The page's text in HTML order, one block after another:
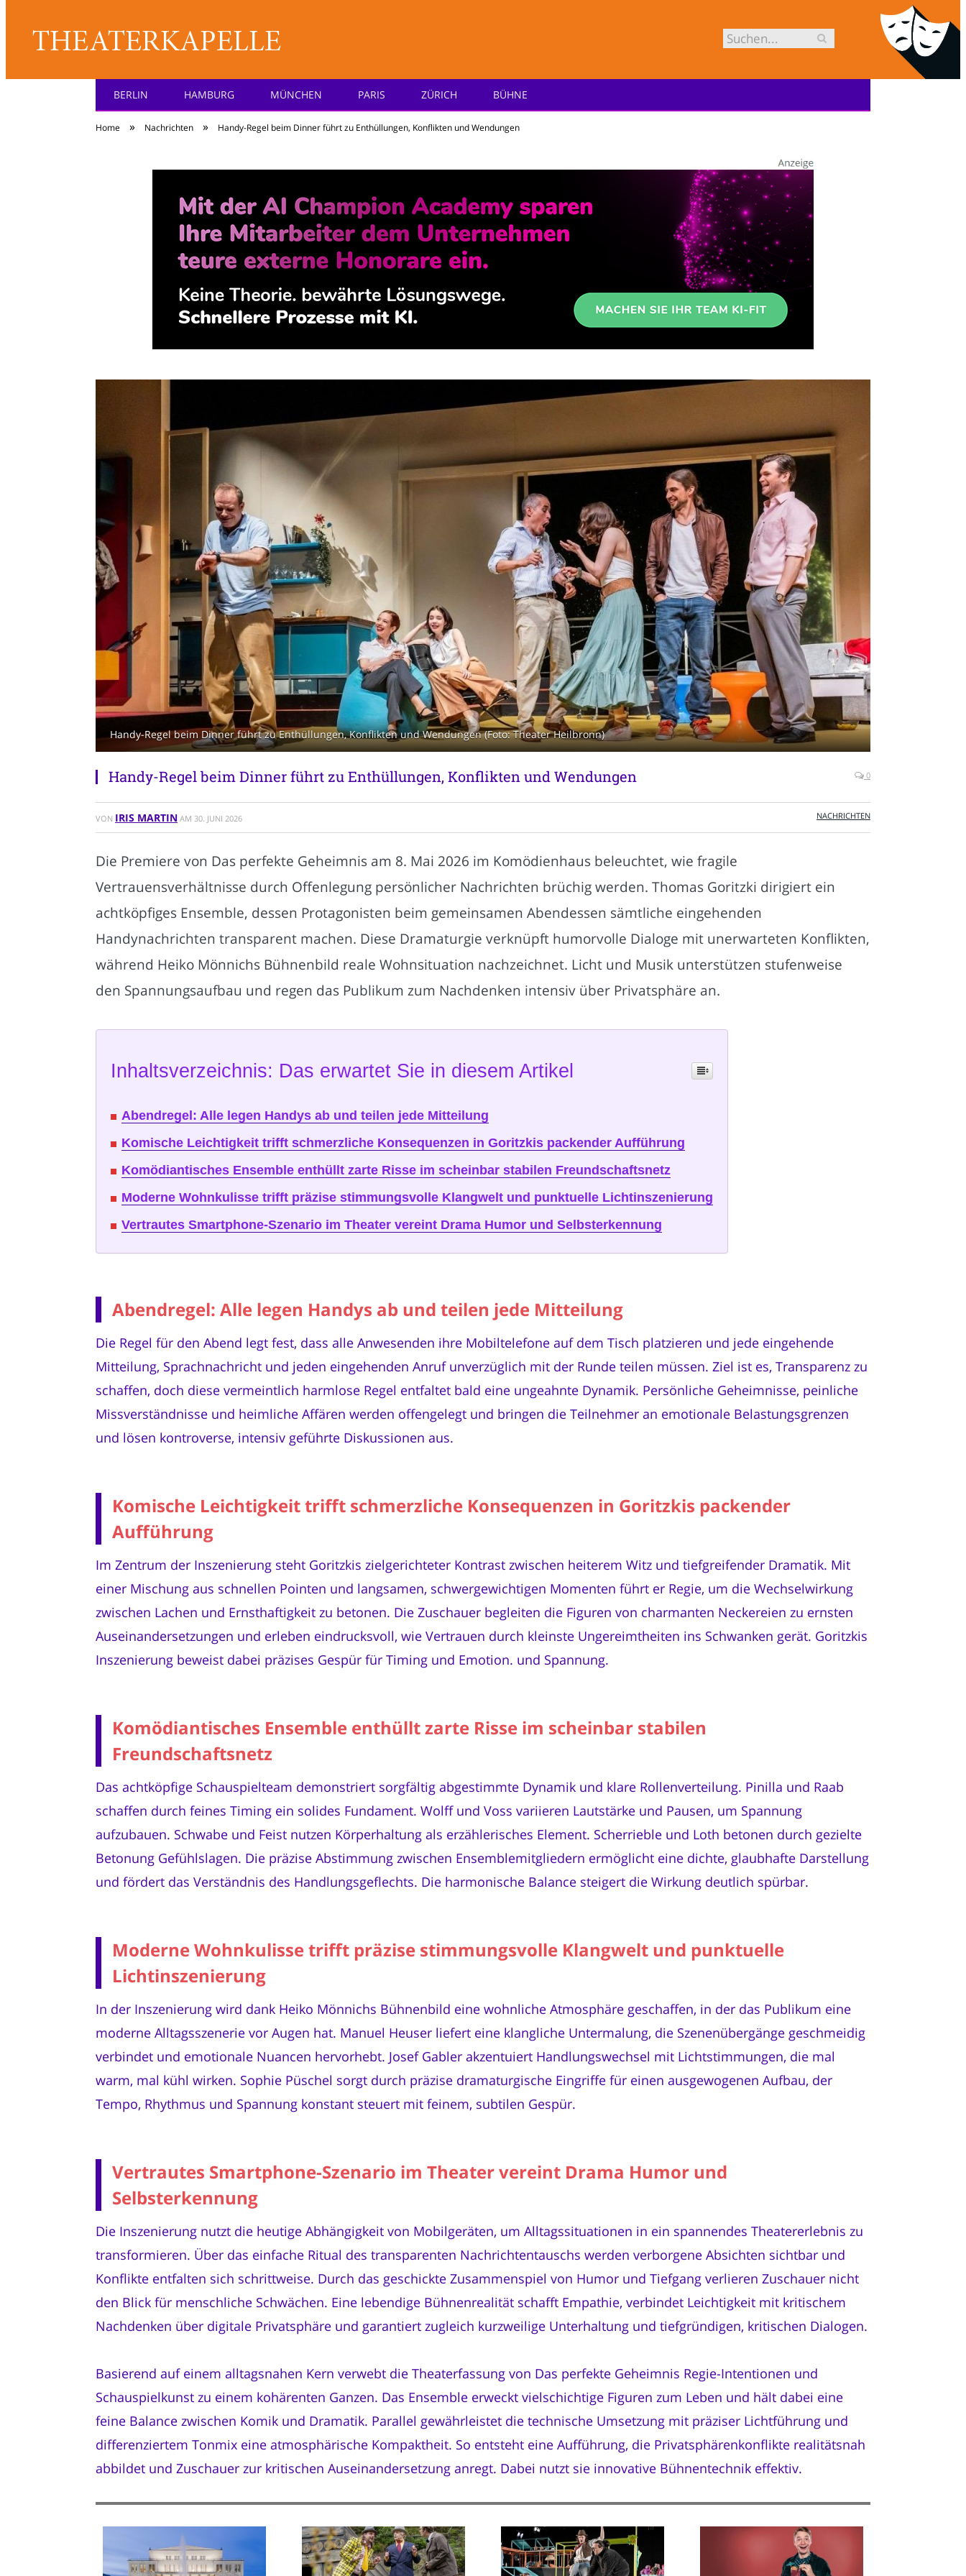
Theater: [KA] :pelle
BERLIN HAMBURG MÜNCHEN PARIS ZÜRICH BÜHNE
Home » Nachrichten » Handy-Regel beim Dinner führt zu Enthüllungen, Konflikten und Wendungen
Handy-Regel beim Dinner führt zu Enthüllungen, Konflikten und Wendungen (Foto: Theater Heilbronn)
Handy-Regel beim Dinner führt zu Enthüllungen, Konflikten und Wendungen 0
VON IRIS MARTIN AM 30. JUNI 2026 NACHRICHTEN
Die Premiere von Das perfekte Geheimnis am 8. Mai 2026 im Komödienhaus beleuchtet, wie fragile
Vertrauensverhältnisse durch Offenlegung persönlicher Nachrichten brüchig werden. Thomas Goritzki dirigiert ein
achtköpfiges Ensemble, dessen Protagonisten beim gemeinsamen Abendessen sämtliche eingehenden
Handynachrichten transparent machen. Diese Dramaturgie verknüpft humorvolle Dialoge mit unerwarteten Konflikten,
während Heiko Mönnichs Bühnenbild reale Wohnsituation nachzeichnet. Licht und Musik unterstützen stufenweise
den Spannungsaufbau und regen das Publikum zum Nachdenken intensiv über Privatsphäre an.
Inhaltsverzeichnis: Das erwartet Sie in diesem Artikel
Abendregel: Alle legen Handys ab und teilen jede Mitteilung
Komische Leichtigkeit trifft schmerzliche Konsequenzen in Goritzkis packender Aufführung
Komödiantisches Ensemble enthüllt zarte Risse im scheinbar stabilen Freundschaftsnetz
Moderne Wohnkulisse trifft präzise stimmungsvolle Klangwelt und punktuelle Lichtinszenierung
Vertrautes Smartphone-Szenario im Theater vereint Drama Humor und Selbsterkennung
Abendregel: Alle legen Handys ab und teilen jede Mitteilung
Die Regel für den Abend legt fest, dass alle Anwesenden ihre Mobiltelefone auf dem Tisch platzieren und jede eingehende
Mitteilung, Sprachnachricht und jeden eingehenden Anruf unverzüglich mit der Runde teilen müssen. Ziel ist es, Transparenz zu
schaffen, doch diese vermeintlich harmlose Regel entfaltet bald eine ungeahnte Dynamik. Persönliche Geheimnisse, peinliche
Missverständnisse und heimliche Affären werden offengelegt und bringen die Teilnehmer an emotionale Belastungsgrenzen
und lösen kontroverse, intensiv geführte Diskussionen aus.
Komische Leichtigkeit trifft schmerzliche Konsequenzen in Goritzkis packender
Aufführung
Im Zentrum der Inszenierung steht Goritzkis zielgerichteter Kontrast zwischen heiterem Witz und tiefgreifender Dramatik. Mit
einer Mischung aus schnellen Pointen und langsamen, schwergewichtigen Momenten führt er Regie, um die Wechselwirkung
zwischen Lachen und Ernsthaftigkeit zu betonen. Die Zuschauer begleiten die Figuren von charmanten Neckereien zu ernsten
Auseinandersetzungen und erleben eindrucksvoll, wie Vertrauen durch kleinste Ungereimtheiten ins Schwanken gerät. Goritzkis
Inszenierung beweist dabei präzises Gespür für Timing und Emotion. und Spannung.
Komödiantisches Ensemble enthüllt zarte Risse im scheinbar stabilen
Freundschaftsnetz
Das achtköpfige Schauspielteam demonstriert sorgfältig abgestimmte Dynamik und klare Rollenverteilung. Pinilla und Raab
schaffen durch feines Timing ein solides Fundament. Wolff und Voss variieren Lautstärke und Pausen, um Spannung
aufzubauen. Schwabe und Feist nutzen Körperhaltung als erzählerisches Element. Scherrieble und Loth betonen durch gezielte
Betonung Gefühlslagen. Die präzise Abstimmung zwischen Ensemblemitgliedern ermöglicht eine dichte, glaubhafte Darstellung
und fördert das Verständnis des Handlungsgeflechts. Die harmonische Balance steigert die Wirkung deutlich spürbar.
Moderne Wohnkulisse trifft präzise stimmungsvolle Klangwelt und punktuelle
Lichtinszenierung
In der Inszenierung wird dank Heiko Mönnichs Bühnenbild eine wohnliche Atmosphäre geschaffen, in der das Publikum eine
moderne Alltagsszenerie vor Augen hat. Manuel Heuser liefert eine klangliche Untermalung, die Szenenübergänge geschmeidig
verbindet und emotionale Nuancen hervorhebt. Josef Gabler akzentuiert Handlungswechsel mit Lichtstimmungen, die mal
warm, mal kühl wirken. Sophie Püschel sorgt durch präzise dramaturgische Eingriffe für einen ausgewogenen Aufbau, der
Tempo, Rhythmus und Spannung konstant steuert mit feinem, subtilen Gespür.
Vertrautes Smartphone-Szenario im Theater vereint Drama Humor und
Selbsterkennung
Die Inszenierung nutzt die heutige Abhängigkeit von Mobilgeräten, um Alltagssituationen in ein spannendes Theatererlebnis zu
transformieren. Über das einfache Ritual des transparenten Nachrichtentauschs werden verborgene Absichten sichtbar und
Konflikte entfalten sich schrittweise. Durch das geschickte Zusammenspiel von Humor und Tiefgang verlieren Zuschauer nicht
den Blick für menschliche Schwächen. Eine lebendige Bühnenrealität schafft Empathie, verbindet Leichtigkeit mit kritischem
Nachdenken über digitale Privatsphäre und garantiert zugleich kurzweilige Unterhaltung und tiefgründigen, kritischen Dialogen.
Basierend auf einem alltagsnahen Kern verwebt die Theaterfassung von Das perfekte Geheimnis Regie-Intentionen und
Schauspielkunst zu einem kohärenten Ganzen. Das Ensemble erweckt vielschichtige Figuren zum Leben und hält dabei eine
feine Balance zwischen Komik und Dramatik. Parallel gewährleistet die technische Umsetzung mit präziser Lichtführung und
differenziertem Tonmix eine atmosphärische Kompaktheit. So entsteht eine Aufführung, die Privatsphärenkonflikte realitätsnah
abbildet und Zuschauer zur kritischen Auseinandersetzung anregt. Dabei nutzt sie innovative Bühnentechnik effektiv.